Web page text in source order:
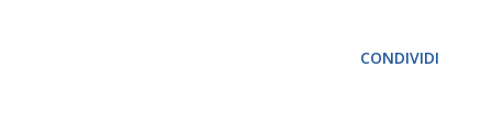
CONDIVIDI